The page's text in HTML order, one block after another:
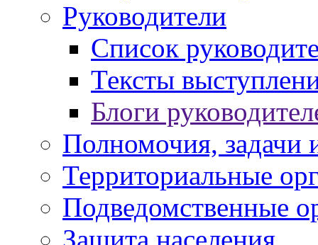
Руководители
Список
Тексты
Блоги
Полномочия, задачи
Территориальные
Подведомственные